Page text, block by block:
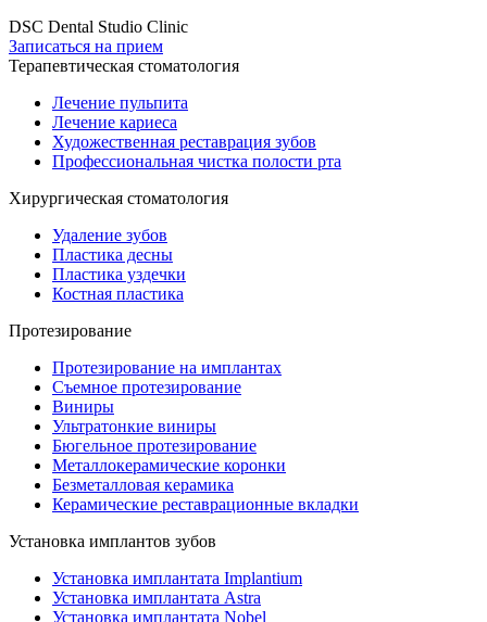
DSC Dental Studio Clinic
Записаться на прием
Терапевтическая стоматология
Лечение пульпита
Лечение кариеса
Художественная реставрация зубов
Профессиональная чистка полости рта
Хирургическая стоматология
Удаление зубов
Пластика десны
Пластика уздечки
Костная пластика
Протезирование
Протезирование на имплантах
Съемное протезирование
Виниры
Ультратонкие виниры
Бюгельное протезирование
Металлокерамические коронки
Безметалловая керамика
Керамические реставрационные вкладки
Установка имплантов зубов
Установка имплантата Implantium
Установка имплантата Astra
Установка имплантата Nobel